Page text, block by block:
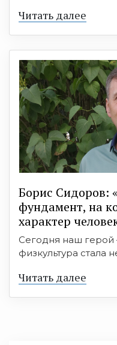
Читать далее
Борис Сидоров:
фундамент, на
характер
Сегодня наш герой
физкультура стала
Читать далее